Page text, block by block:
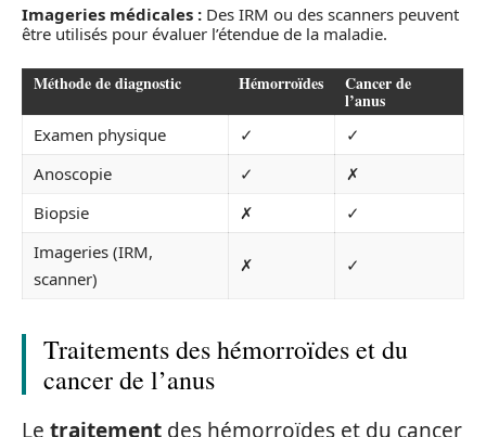
Imageries médicales : Des IRM ou des scanners peuvent
être utilisés pour évaluer l’étendue de la maladie.
Méthode de diagnostic Hémorroïdes Cancer de
l’anus
Examen physique ✓
✓
Anoscopie
✓
✗
Biopsie
✗
✓
Imageries (IRM,
scanner)
✗ ✓
Traitements des hémorroïdes et du
cancer de l’anus
Le traitement des hémorroïdes et du cancer